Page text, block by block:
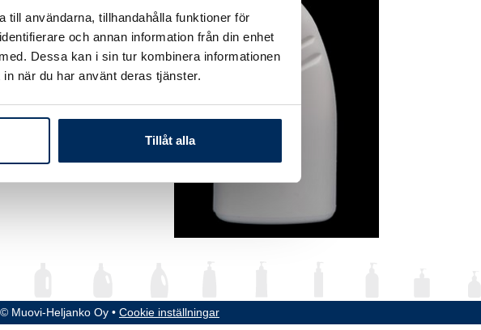
till användarna, tillhandahålla funktioner för
och annan information från din enhet
Dessa kan i sin tur kombinera informationen
när du har använt deras tjänster.
Tillåt alla
Muovi-Heljanko Oy • Cookie inställningar